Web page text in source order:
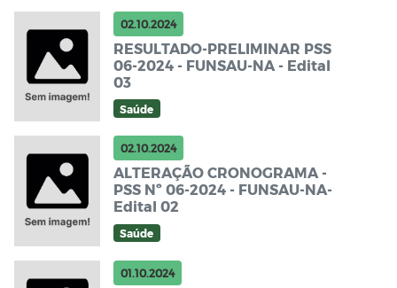
02.10.2024
RESULTADO-PRELIMINAR PSS
06-2024 - FUNSAU-NA - Edital
03
Saúde
02.10.2024
ALTERAÇÃO CRONOGRAMA -
PSS Nº 06-2024 - FUNSAU-NA-
Edital 02
Saúde
01.10.2024